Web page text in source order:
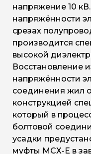
напряжение 10
напряжённости
срезах
производится
высокой
Восстановление
напряжённости
соединения жил
конструкцией
который в
болтовой
усадки
муфты МСХ-Е в